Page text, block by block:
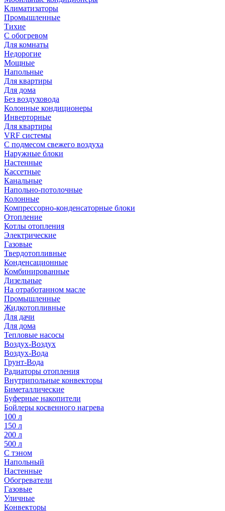
Климатизаторы
Промышленные
Тихие
С обогревом
Для комнаты
Недорогие
Мощные
Напольные
Для квартиры
Для дома
Без воздуховода
Колонные кондиционеры
Инверторные
Для квартиры
VRF системы
С подмесом свежего воздуха
Наружные блоки
Настенные
Кассетные
Канальные
Напольно-потолочные
Колонные
Компрессорно-конденсаторные блоки
Отопление
Котлы отопления
Электрические
Газовые
Твердотопливные
Конденсационные
Комбинированные
Дизельные
На отработанном масле
Промышленные
Жидкотопливные
Для дачи
Для дома
Тепловые насосы
Воздух-Воздух
Воздух-Вода
Грунт-Вода
Радиаторы отопления
Внутрипольные конвекторы
Биметаллические
Буферные накопители
Бойлеры косвенного нагрева
100 л
150 л
200 л
500 л
С тэном
Напольный
Настенные
Обогреватели
Газовые
Уличные
Конвекторы